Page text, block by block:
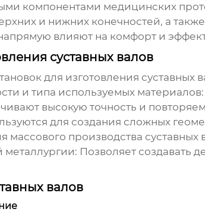
компонентами медицинских
и нижних конечностей, а
влияют на комфорт и
суставных валов
для изготовления суставных
и типа используемых материалов:
высокую точность и
для создания сложных
массового производства
Позволяет создавать
валов